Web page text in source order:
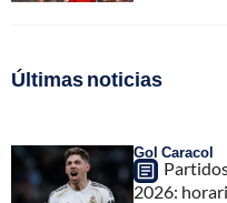
Últimas noticias
Gol Caracol
2026: